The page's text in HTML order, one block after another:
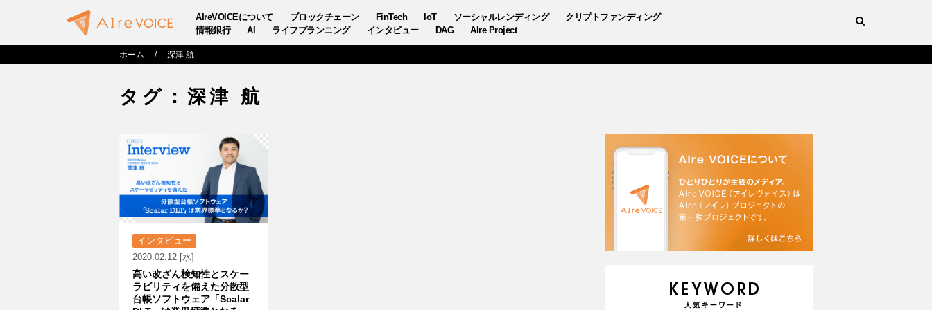
AIreVOICEについて ブロックチェーン FinTech IoT ソーシャルレンディング
クリプトファンディング
情報銀行
AI ライフプランニング インタビュー DAG AIre Project
ホーム 深津 航
タグ：深津 航
インタビュー
2020.02.12 [水]
高い改ざん検知性とスケー
ラビリティを備えた分散型
台帳ソフトウェア「Scalar